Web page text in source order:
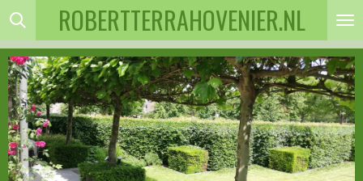
Ga
direct
naar
de
hoofdinhoud
ROBERTTERRAHOVENIER.NL